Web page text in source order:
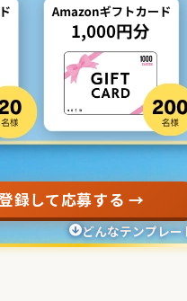
録して応募する →
どんなテンプレ